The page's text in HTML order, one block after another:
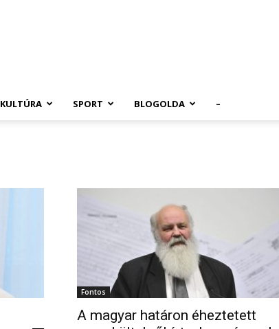
KULTÚRA SPORT BLOGOLDA –
Fontos
A magyar határon éheztetett